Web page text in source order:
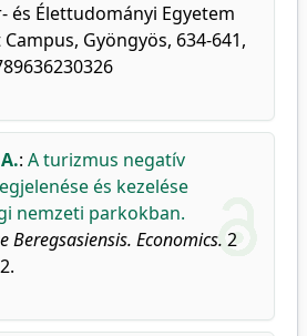
és Élettudományi Egyetem
Gyöngyös, 634-641,
: A turizmus negatív
és kezelése
nemzeti parkokban.
Beregsasiensis. Economics. 2